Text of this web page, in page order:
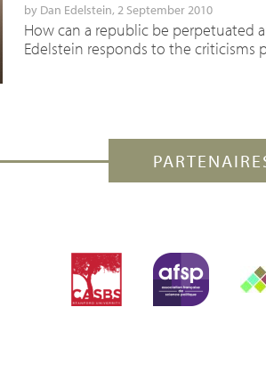
by Dan Edelstein, 2 September 2010
How can a republic be perpetuated
Edelstein responds to the criticisms